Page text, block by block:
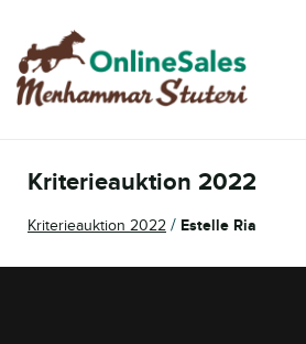
Hoppa
till
navigering
Hoppa
till
innehåll
Om oss
Kriterieauktion 2022
Kriterieauktion 2022 / Estelle Ria